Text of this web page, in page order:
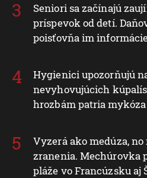
Seniori sa začínajú
príspevok od detí.
poisťovňa im
Hygienici upozorňujú
nevyhovujúcich
hrozbám patria
Vyzerá ako medúza,
zranenia. Mechúrovka
pláže vo Francúzsku aj